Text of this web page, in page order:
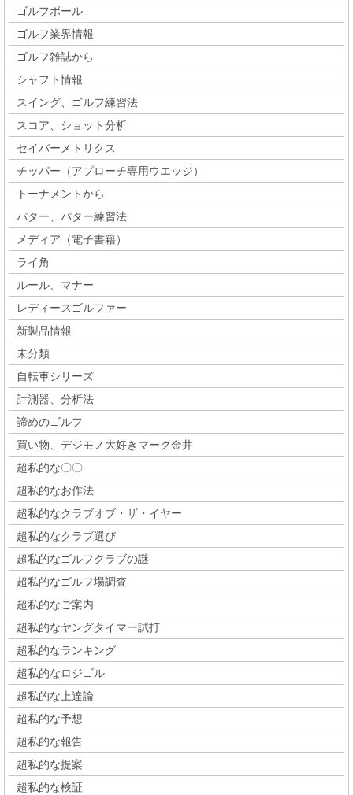
ゴルフボール
ゴルフ業界情報
ゴルフ雑誌から
シャフト情報
スイング、ゴルフ練習法
スコア、ショット分析
セイバーメトリクス
チッパー（アプローチ専用ウエッジ）
トーナメントから
パター、パター練習法
メディア（電子書籍）
ライ角
ルール、マナー
レディースゴルファー
新製品情報
未分類
自転車シリーズ
計測器、分析法
諦めのゴルフ
買い物、デジモノ大好きマーク金井
超私的な〇〇
超私的なお作法
超私的なクラブオブ・ザ・イヤー
超私的なクラブ選び
超私的なゴルフクラブの謎
超私的なゴルフ場調査
超私的なご案内
超私的なヤングタイマー試打
超私的なランキング
超私的なロジゴル
超私的な上達論
超私的な予想
超私的な報告
超私的な提案
超私的な検証